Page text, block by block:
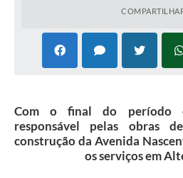
Com o final do período
responsável pelas obras
construção da Avenida
os serviços em